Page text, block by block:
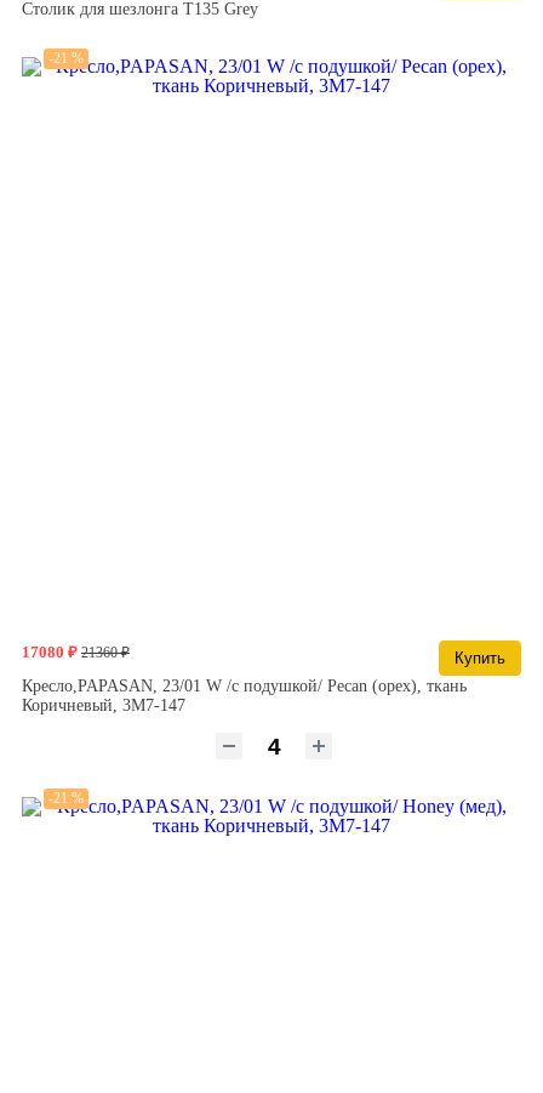
Столик для шезлонга T135 Grey
17080 ₽ 21360 ₽
-21 %
Купить
Кресло,PAPASAN, 23/01 W /с подушкой/ Pecan (орех), ткань
Коричневый, 3М7-147
-21 %